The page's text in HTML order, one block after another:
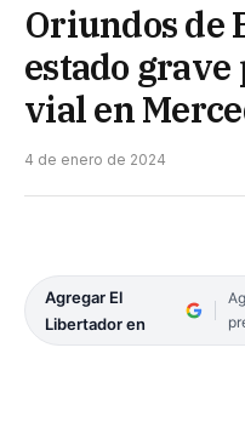
Oriundos de
estado
vial en
4 de enero de 2024
Agregar El
Libertador en